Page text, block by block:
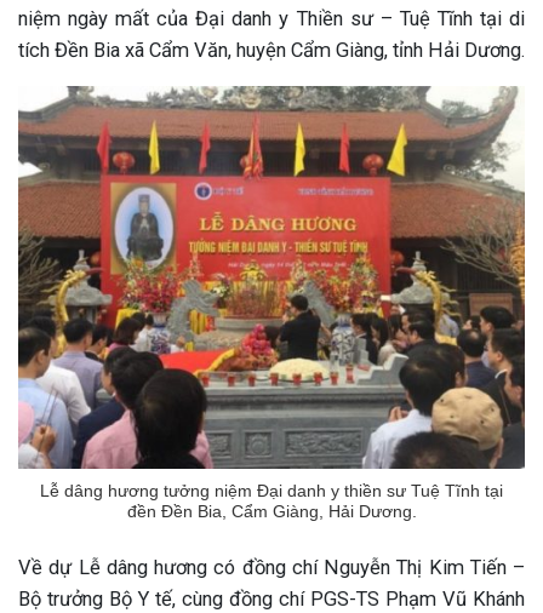
niệm ngày mất của Đại danh y Thiền sư – Tuệ Tĩnh tại di
tích Đền Bia xã Cẩm Văn, huyện Cẩm Giàng, tỉnh Hải Dương.
Lễ dâng hương tưởng niệm Đại danh y thiền sư Tuệ Tĩnh tại
đền Đền Bia, Cẩm Giàng, Hải Dương.
Về dự Lễ dâng hương có đồng chí Nguyễn Thị Kim Tiến –
Bộ trưởng Bộ Y tế, cùng đồng chí PGS-TS Phạm Vũ Khánh